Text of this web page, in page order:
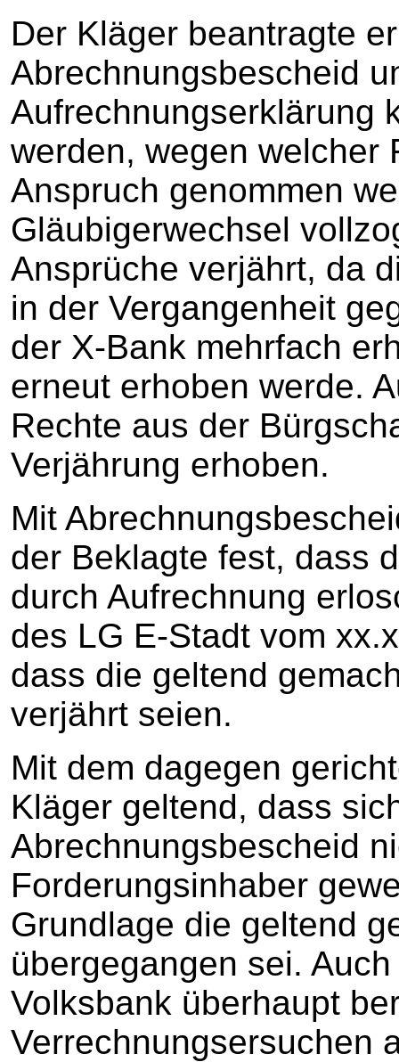
Der Kläger beantragte
Abrechnungsbescheid
Aufrechnungserklärung
werden, wegen welcher
Anspruch genommen
Gläubigerwechsel
Ansprüche verjährt, da
in der Vergangenheit
der X-Bank mehrfach
erneut erhoben werde.
Rechte aus der
Verjährung erhoben.
Mit
der Beklagte fest, dass
durch Aufrechnung
des LG E-Stadt vom
dass die geltend
verjährt seien.
Mit dem dagegen
Kläger geltend, dass
Abrechnungsbescheid
Forderungsinhaber
Grundlage die geltend
übergegangen sei.
Volksbank überhaupt
Verrechnungsersuchen